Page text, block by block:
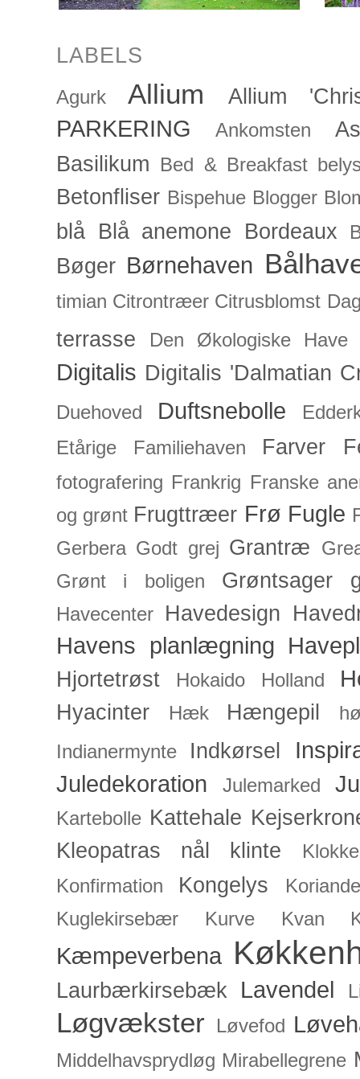
LABELS
Agurk Allium Allium
PARKERING Ankomsten
Basilikum
Bed & Breakfast
Betonfliser Bispehue Blogger
blå Blå anemone Bordeaux
Bøger Børnehaven
timian Citrontræer Citrusblomst
terrasse Den Økologiske Have
Digitalis Digitalis 'Dalmatian
Duehoved Duftsnebolle
Etårige
Familiehaven Farver
fotografering Frankrig
Franske
og grønt Frugttræer Frø Fugle
Gerbera Godt grej Grantræ
Grønt i boligen
Grøntsager
Havecenter Havedesign
Havens planlægning
Hjortetrøst Hokaido Holland
Hyacinter Hæk Hængepil
Indianermynte
Indkørsel
Juledekoration
Julemarked
Kartebolle Kattehale
Kleopatras nål
klinte
Konfirmation
Kongelys
Kuglekirsebær
Kurve Kvan
Kæmpeverbena
Laurbærkirsebæk Lavendel
Løgvækster Løvefod
Middelhavsprydløg Mirabellegrene